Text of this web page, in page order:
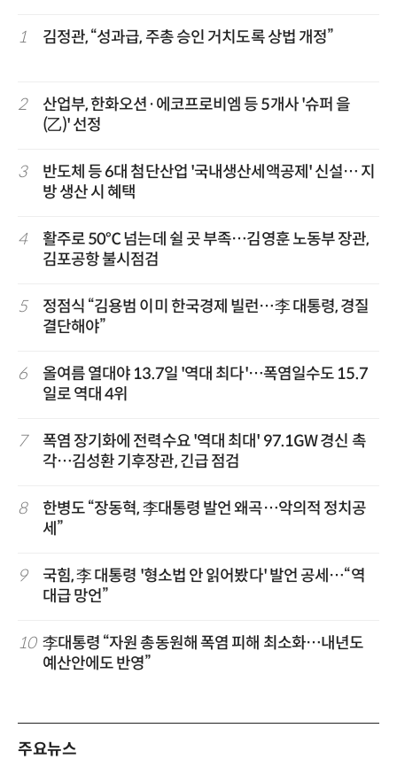
1 김정관, “성과급, 주총 승인 거치도록 상법 개정”
2
산업부, 한화오션·에코프로비엠 등 5개사 '슈퍼 을
(乙)' 선정
3
반도체 등 6대 첨단산업 '국내생산세액공제' 신설… 지
방 생산 시 혜택
4
활주로 50℃ 넘는데 쉴 곳 부족…김영훈 노동부 장관,
김포공항 불시점검
5
정점식 “김용범 이미 한국경제 빌런…李 대통령, 경질
결단해야”
6
올여름 열대야 13.7일 '역대 최다'…폭염일수도 15.7
일로 역대 4위
7
폭염 장기화에 전력수요 '역대 최대' 97.1GW 경신 촉
각…김성환 기후장관, 긴급 점검
8
한병도 “장동혁, 李대통령 발언 왜곡…악의적 정치공
세”
9
국힘, 李 대통령 '형소법 안 읽어봤다' 발언 공세…“역
대급 망언”
10 李대통령 “자원 총동원해 폭염 피해 최소화…내년도
예산안에도 반영”
주요뉴스